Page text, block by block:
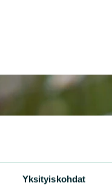
Yksityiskohdat